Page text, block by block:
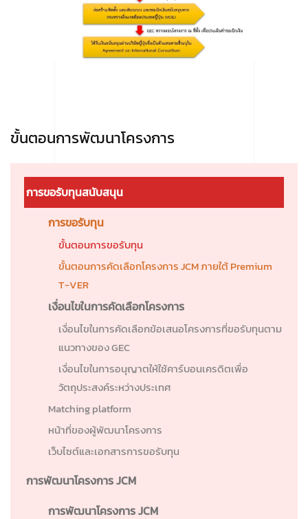
ขั้นตอนการพัฒนาโครงการ
การขอรับทุนสนับสนุน
การขอรับทุน
ขั้นตอนการขอรับทุน
ขั้นตอนการคัดเลือกโครงการ JCM ภายใต้ Premium
T-VER
เงื่อนไขในการคัดเลือกโครงการ
เงื่อนไขในการคัดเลือกข้อเสนอโครงการที่ขอรับทุนตาม
แนวทางของ GEC
เงื่อนไขในการอนุญาตให้ใช้คาร์บอนเครดิตเพื่อ
วัตถุประสงค์ระหว่างประเทศ
Matching platform
หน้าที่ของผู้พัฒนาโครงการ
เว็บไซต์และเอกสารการขอรับทุน
การพัฒนาโครงการ JCM
การพัฒนาโครงการ JCM